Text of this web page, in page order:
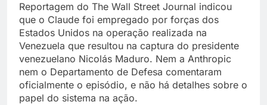
Reportagem do The Wall Street Journal indicou
que o Claude foi empregado por forças dos
Estados Unidos na operação realizada na
Venezuela que resultou na captura do presidente
venezuelano Nicolás Maduro. Nem a Anthropic
nem o Departamento de Defesa comentaram
oficialmente o episódio, e não há detalhes sobre o
papel do sistema na ação.